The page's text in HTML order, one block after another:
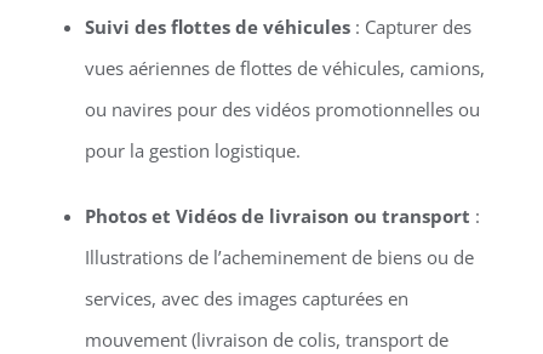
Suivi des flottes de véhicules: Capturer des
vues aériennes de flottes de véhicules, camions,
ou navires pour des vidéos promotionnelles ou
pour la gestion logistique.
Photos et Vidéos de livraison ou transport :
Illustrations de l’acheminement de biens ou de
services, avec des images capturées en
mouvement (livraison de colis, transport de